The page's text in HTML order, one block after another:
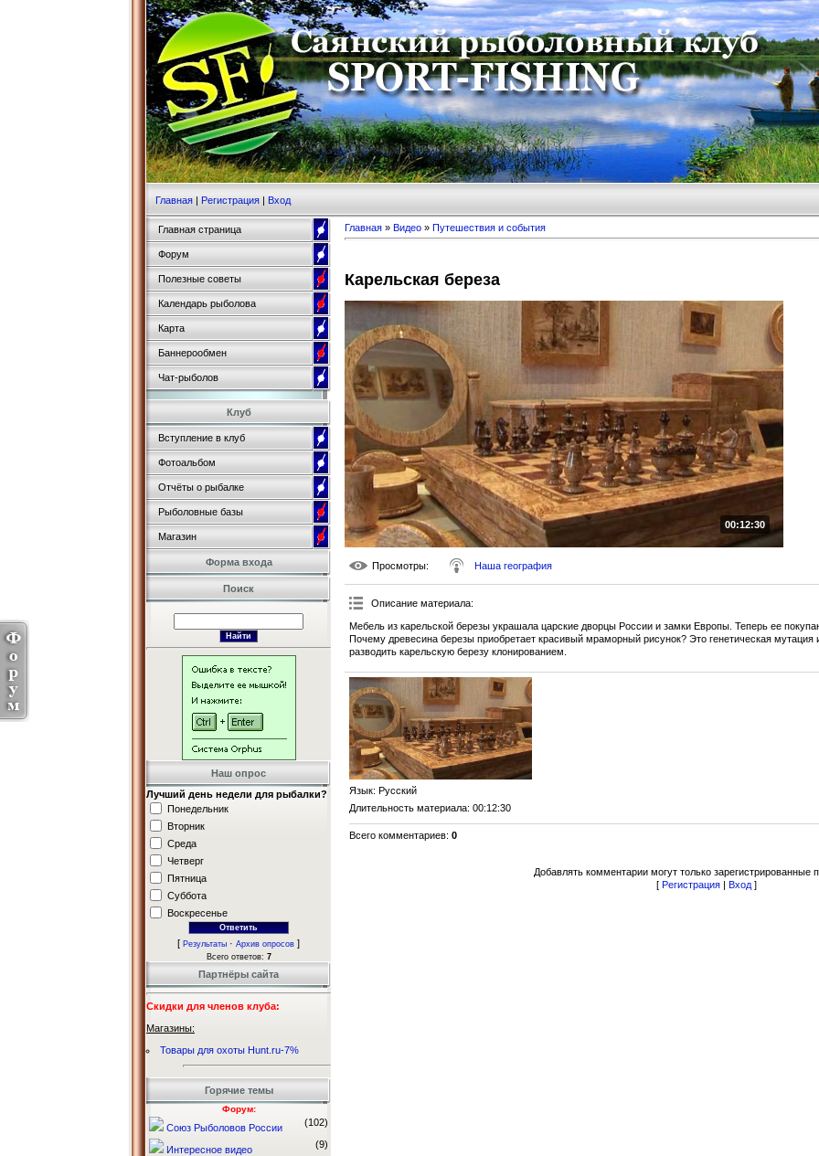
Главная | Регистрация | Вход
Главная страница
Форум
Полезные советы
Календарь рыболова
Карта
Баннерообмен
Чат-рыболов
Клуб
Вступление в клуб
Фотоальбом
Отчёты о рыбалке
Рыболовные базы
Магазин
Форма входа
Поиск
Наш опрос
Лучший день недели для рыбалки?
Понедельник
Вторник
Среда
Четверг
Пятница
Суббота
Воскресенье
[ Результаты · Архив опросов ]
Всего ответов: 7
Партнёры сайта
Скидки для членов клуба:
Магазины:
Товары для охоты Hunt.ru-7%
Горячие темы
Форум:
Союз Рыболовов России (102)
Интересное видео (9)
Главная » Видео » Путешествия и события
Карельская береза
00:12:30
Просмотры: Наша география
Описание материала:
Мебель из карельской березы украшала царские дворцы России и замки Европы. Теперь ее
Почему древесина березы приобретает красивый мраморный рисунок? Это генетическая
разводить карельскую березу клонированием.
Язык: Русский
Длительность материала: 00:12:30
Всего комментариев: 0
Добавлять комментарии могут только зарегистрированные
[ Регистрация | Вход ]